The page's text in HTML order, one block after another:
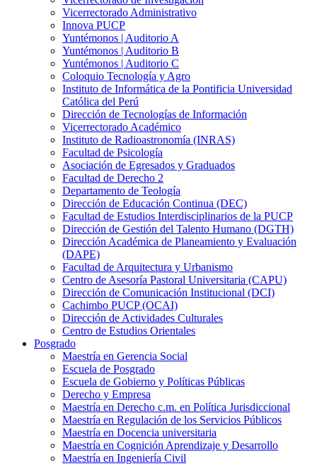
Vicerrectorado Administrativo
Innova PUCP
Yuntémonos | Auditorio A
Yuntémonos | Auditorio B
Yuntémonos | Auditorio C
Coloquio Tecnología y Agro
Instituto de Informática de la Pontificia Universidad
Católica del Perú
Dirección de Tecnologías de Información
Vicerrectorado Académico
Instituto de Radioastronomía (INRAS)
Facultad de Psicología
Asociación de Egresados y Graduados
Facultad de Derecho 2
Departamento de Teología
Dirección de Educación Continua (DEC)
Facultad de Estudios Interdisciplinarios de la PUCP
Dirección de Gestión del Talento Humano (DGTH)
Dirección Académica de Planeamiento y Evaluación
(DAPE)
Facultad de Arquitectura y Urbanismo
Centro de Asesoría Pastoral Universitaria (CAPU)
Dirección de Comunicación Institucional (DCI)
Cachimbo PUCP (OCAI)
Dirección de Actividades Culturales
Centro de Estudios Orientales
Posgrado
Maestría en Gerencia Social
Escuela de Posgrado
Escuela de Gobierno y Políticas Públicas
Derecho y Empresa
Maestría en Derecho c.m. en Política Jurisdiccional
Maestría en Regulación de los Servicios Públicos
Maestría en Docencia universitaria
Maestría en Cognición Aprendizaje y Desarrollo
Maestría en Ingeniería Civil